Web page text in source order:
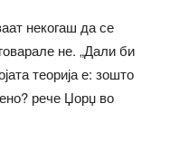
некогаш да се
не. „Дали би
теорија е: зошто
рече Џорџ во